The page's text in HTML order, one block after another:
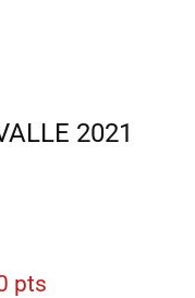
2021
pts